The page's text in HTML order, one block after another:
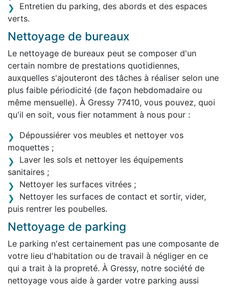
Entretien du parking, des abords et des espaces
verts.
Nettoyage de bureaux
Le nettoyage de bureaux peut se composer d'un
certain nombre de prestations quotidiennes,
auxquelles s'ajouteront des tâches à réaliser selon une
plus faible périodicité (de façon hebdomadaire ou
même mensuelle). À Gressy 77410, vous pouvez, quoi
qu'il en soit, vous fier notamment à nous pour :
Dépoussiérer vos meubles et nettoyer vos
moquettes ;
Laver les sols et nettoyer les équipements
sanitaires ;
Nettoyer les surfaces vitrées ;
Nettoyer les surfaces de contact et sortir, vider,
puis rentrer les poubelles.
Nettoyage de parking
Le parking n'est certainement pas une composante de
votre lieu d'habitation ou de travail à négliger en ce
qui a trait à la propreté. À Gressy, notre société de
nettoyage vous aide à garder votre parking aussi